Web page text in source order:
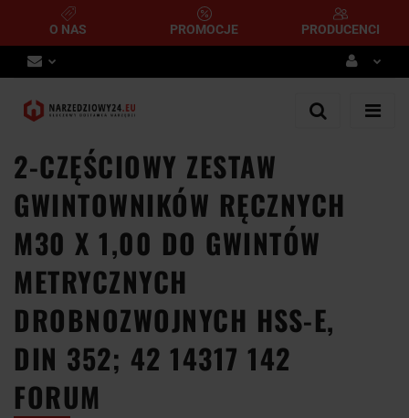
O NAS PROMOCJE PRODUCENCI
Zaloguj się
2-CZĘŚCIOWY ZESTAW
GWINTOWNIKÓW RĘCZNYCH
M30 X 1,00 DO GWINTÓW
METRYCZNYCH
DROBNOZWOJNYCH HSS-E,
DIN 352; 42 14317 142
FORUM